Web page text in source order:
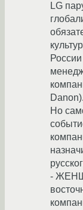
LG
Danon).
Но
-